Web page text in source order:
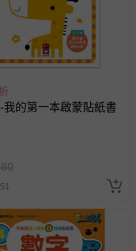
換貨 & 退款問題
島。如您位於離島地
料內的查詢訂單內，
完好，若商品遇瑕疵
：退貨的辦理流程
我的第一本啟蒙貼紙書
80